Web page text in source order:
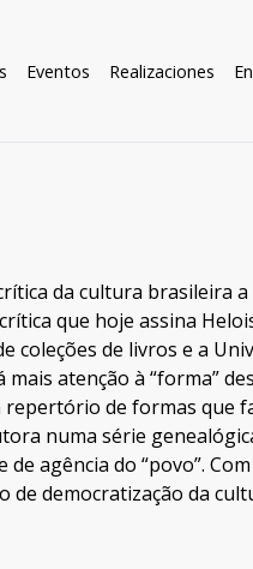
Eventos Realizaciones
da cultura brasileira
que hoje assina
coleções de livros e a
atenção à “forma”
de formas que
numa série
agência do “povo”.
de democratização da